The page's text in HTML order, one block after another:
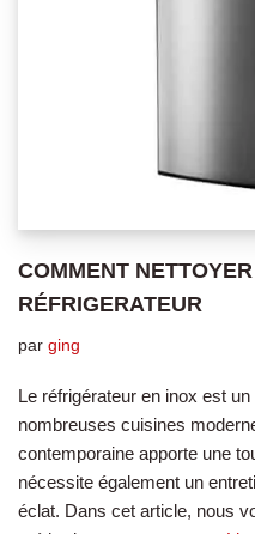
COMMENT NETTOYER
RÉFRIGERATEUR
par ging
Le réfrigérateur en inox est
nombreuses cuisines
contemporaine apporte une
nécessite également un
éclat. Dans cet article, nous